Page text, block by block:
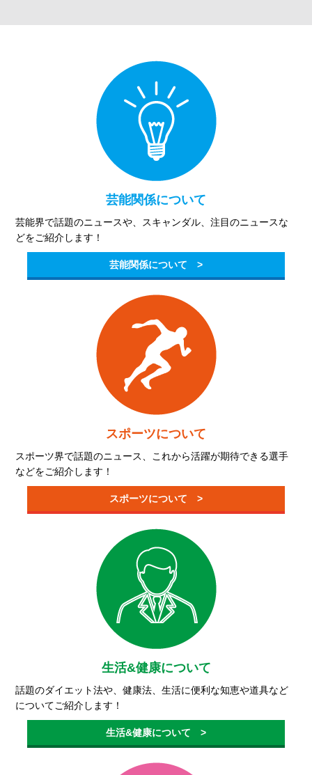
芸能関係について
芸能界で話題のニュースや、スキャンダル、注目のニュースな
どをご紹介します！
芸能関係について >
スポーツについて
スポーツ界で話題のニュース、これから活躍が期待できる選手
などをご紹介します！
スポーツについて >
生活&健康について
話題のダイエット法や、健康法、生活に便利な知恵や道具など
についてご紹介します！
生活&健康について >